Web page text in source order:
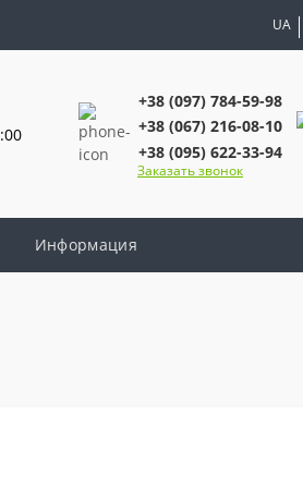
UA
+38 (097) 784-59-98
+38 (067) 216-08-10
+38 (095) 622-33-94
Заказать звонок
Информация